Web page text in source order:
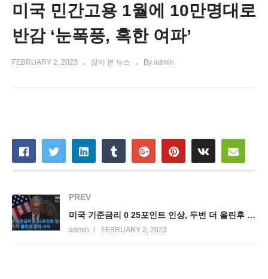
미국 민간고용 1월에 10만명대로
반감 ‘눈폭풍, 혹한 여파’
FEBRUARY 2, 2023 많이 본 뉴스 By admin
PREV
미국 기준금리 0 25포인트 인상, 두번 더 올린후 중지 시사
admin FEBRUARY 2, 2023